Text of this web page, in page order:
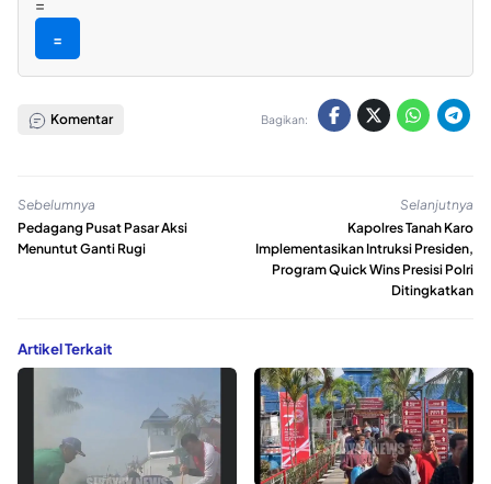
=
Komentar Bagikan:
Sebelumnya
Pedagang Pusat Pasar Aksi
Menuntut Ganti Rugi
Selanjutnya
Kapolres Tanah Karo
Implementasikan Intruksi Presiden,
Program Quick Wins Presisi Polri
Ditingkatkan
Artikel Terkait